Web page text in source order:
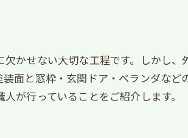
かせない大切な工程です。しかし
面と窓枠・玄関ドア・ベランダな
が行っていることをご紹介します。